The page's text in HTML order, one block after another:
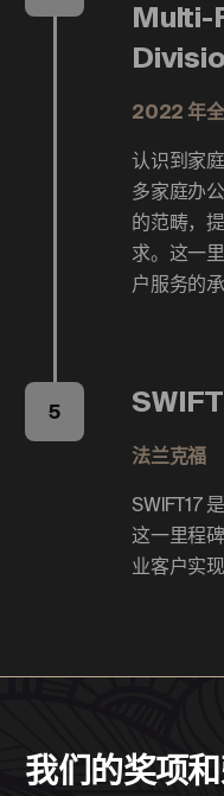
Multi-
2022 年
认识到家
多家庭办
的范畴，
求。这一
户服务的承
法兰克福
SWIFT17
这一里程
业客户实
5
我们的奖项